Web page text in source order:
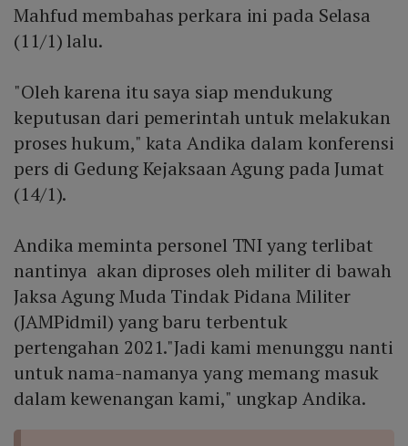
Mahfud membahas perkara ini pada Selasa
(11/1) lalu.
"Oleh karena itu saya siap mendukung
keputusan dari pemerintah untuk melakukan
proses hukum," kata Andika dalam konferensi
pers di Gedung Kejaksaan Agung pada Jumat
(14/1).
Andika meminta personel TNI yang terlibat
nantinya akan diproses oleh militer di bawah
Jaksa Agung Muda Tindak Pidana Militer
(JAMPidmil) yang baru terbentuk
pertengahan 2021."Jadi kami menunggu nanti
untuk nama-namanya yang memang masuk
dalam kewenangan kami," ungkap Andika.